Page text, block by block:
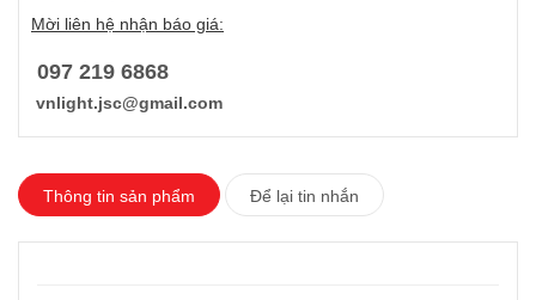
Mời liên hệ nhận báo giá:
097 219 6868
vnlight.jsc@gmail.com
Thông tin sản phẩm Để lại tin nhắn